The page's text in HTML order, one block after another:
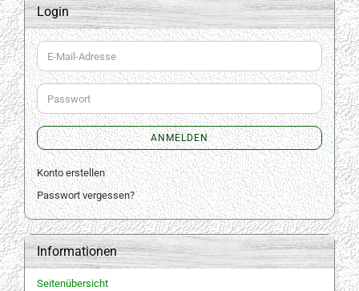
Login
E-
Mail-
Adresse
Passwort
ANMELDEN
Konto erstellen
Passwort vergessen?
Informationen
Seitenübersicht